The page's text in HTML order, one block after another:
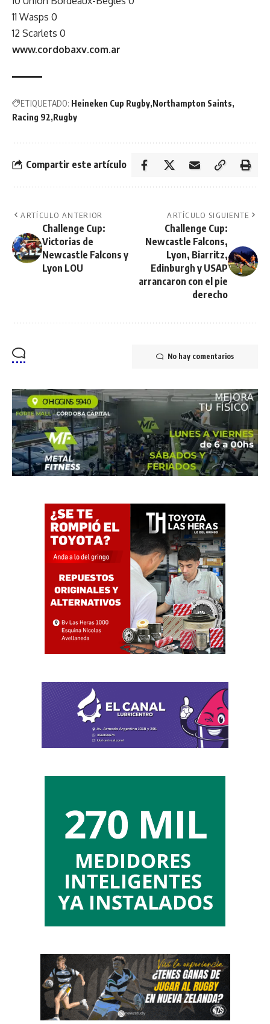
11 Wasps 0
12 Scarlets 0
www.cordobaxv.com.ar
ETIQUETADO: Heineken Cup Rugby Northampton Saints
Racing 92 Rugby
Compartir este artículo
ARTÍCULO ANTERIOR
Challenge Cup:
Victorias de
Newcastle Falcons y
Lyon LOU
ARTÍCULO SIGUIENTE
Challenge Cup:
Newcastle Falcons,
Lyon, Biarritz,
Edinburgh y USAP
arrancaron con el pie
derecho
No hay comentarios